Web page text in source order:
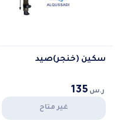
سكين (خنجر)صيد
ر.س 135
غير متاح